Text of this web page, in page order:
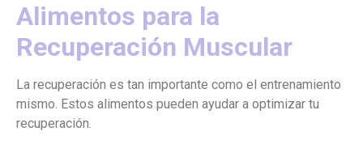
Alimentos para la
Recuperación Muscular
La recuperación es tan importante como el entrenamiento
mismo. Estos alimentos pueden ayudar a optimizar tu
recuperación.